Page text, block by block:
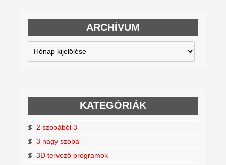
ARCHÍVUM
Archívum
KATEGÓRIÁK
2 szobából 3
3 nagy szoba
3D tervező programok